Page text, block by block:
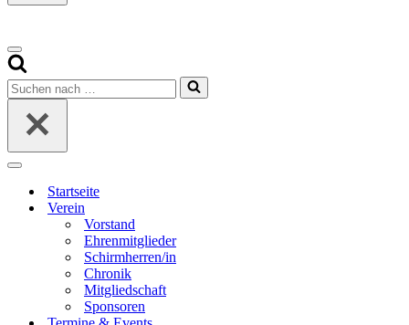
Navigationsmenü
Suchen
nach …
Navigationsmenü
Startseite
Verein
Vorstand
Ehrenmitglieder
Schirmherren/in
Chronik
Mitgliedschaft
Sponsoren